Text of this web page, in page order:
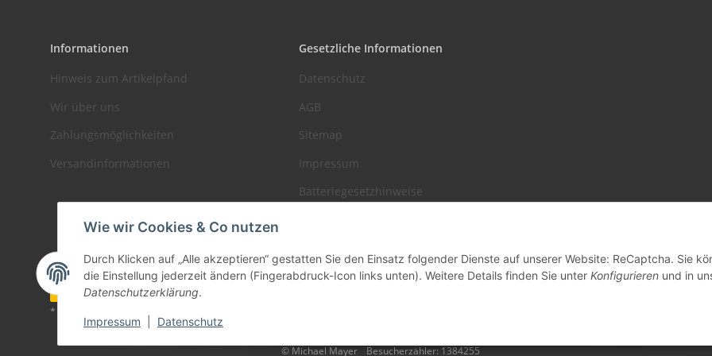
Wie wir Cookies & Co nutzen
Durch Klicken auf „Alle akzeptieren“ gestatten Sie den Einsatz folgender Dienste auf unserer Website: ReCaptcha. Sie
die Einstellung jederzeit ändern (Fingerabdruck-Icon links unten). Weitere Details finden Sie unter Konfigurieren und in
Datenschutzerklärung.
Impressum Datenschutz
Informationen
Hinweis zum Artikelpfand
Wir über uns
Zahlungsmöglichkeiten
Versandinformationen
Gesetzliche Informationen
Datenschutz
AGB
Sitemap
Impressum
Batteriegesetzhinweise
Vertrag widerrufen
* Alle Preise zzgl. gesetzlicher USt., zzgl.
© Michael Mayer Besucherzähler: 1384255